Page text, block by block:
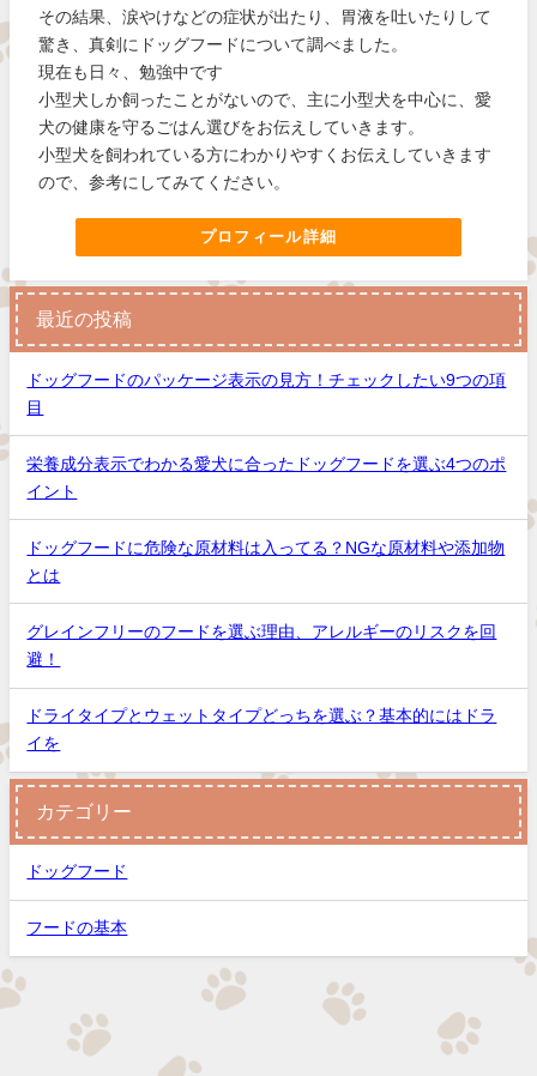
その結果、涙やけなどの症状が出たり、胃液を吐いたりして
驚き、真剣にドッグフードについて調べました。
現在も日々、勉強中です
小型犬しか飼ったことがないので、主に小型犬を中心に、愛
犬の健康を守るごはん選びをお伝えしていきます。
小型犬を飼われている方にわかりやすくお伝えしていきます
ので、参考にしてみてください。
プロフィール詳細
最近の投稿
ドッグフードのパッケージ表示の見方！チェックしたい9つの項
目
栄養成分表示でわかる愛犬に合ったドッグフードを選ぶ4つのポ
イント
ドッグフードに危険な原材料は入ってる？NGな原材料や添加物
とは
グレインフリーのフードを選ぶ理由、アレルギーのリスクを回
避！
ドライタイプとウェットタイプどっちを選ぶ？基本的にはドラ
イを
カテゴリー
ドッグフード
フードの基本